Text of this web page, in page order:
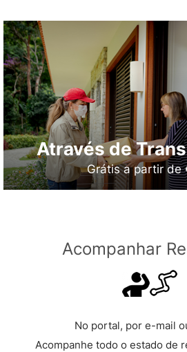
Através de
Grátis a partir de
Acompanhar
No portal, por e-mail
Acompanhe todo o estado de